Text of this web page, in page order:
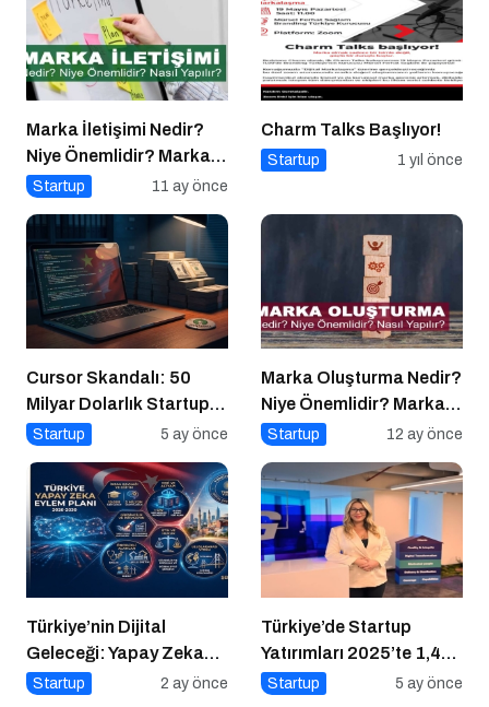
Marka İletişimi Nedir?
Niye Önemlidir? Marka
İletişimi Nasıl Yapılır?
Startup 11 ay önce
Charm Talks Başlıyor!
Startup 1 yıl önce
Cursor Skandalı: 50
Milyar Dolarlık Startup
Açık Kaynağı Gizleyince
Startup 5 ay önce
Marka Oluşturma Nedir?
Niye Önemlidir? Marka
Oluşturma Nasıl Yapılır?
Startup 12 ay önce
Türkiye’nin Dijital
Geleceği: Yapay Zeka
Çağında “BİLGE”
Startup 2 ay önce
Türkiye’de Startup
Yatırımları 2025’te 1,4
Milyar Dolara Ulaştı
Startup 5 ay önce